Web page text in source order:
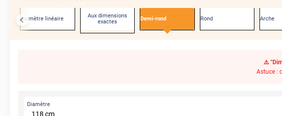
Au mètre linéaire
Aux dimensions
exactes
Demi-rond Rond Arche
⚠️
Astuce :
Diamètre